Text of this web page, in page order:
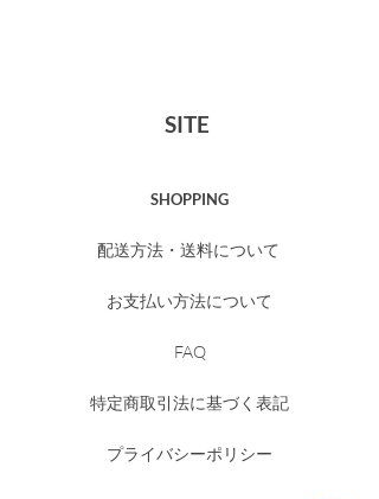
SITE
SHOPPING
配送方法・送料について
お支払い方法について
FAQ
特定商取引法に基づく表記
プライバシーポリシー